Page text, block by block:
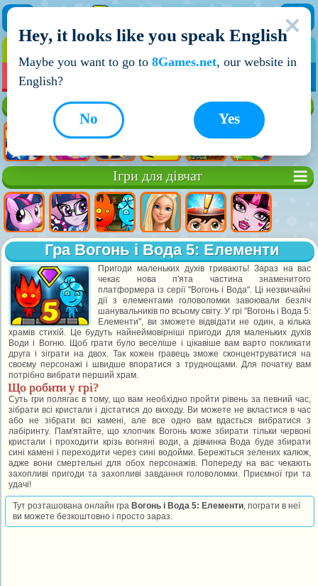
НОВІ ІГРИ
Ігри для дівчат
Гра Вогонь і Вода 5: Елементи
Пригоди маленьких духів тривають! Зараз на вас
чекає нова п'ята частина знаменитого
платформера із серії "Вогонь і Вода". Ці незвичайні
дії з елементами головоломки завоювали безліч
шанувальників по всьому світу. У грі "Вогонь і Вода 5:
Елементи", ви зможете відвідати не один, а кілька
храмів стихій. Це будуть найнеймовірніші пригоди для маленьких духів
Води і Вогню. Щоб грати було веселіше і цікавіше вам варто покликати
друга і зіграти на двох. Так кожен гравець зможе сконцентруватися на
своєму персонажі і швидше впоратися з труднощами. Для початку вам
потрібно вибрати перший храм.
Що робити у грі?
Суть гри полягає в тому, що вам необхідно пройти рівень за певний час,
зібрати всі кристали і дістатися до виходу. Ви можете не вкластися в час
або не зібрати всі камені, але все одно вам вдасться вибратися з
лабіринту. Пам'ятайте, що хлопчик Вогонь може збирати тільки червоні
кристали і проходити крізь вогняні води, а дівчинка Вода буде збирати
сині камені і переходити через сині водойми. Бережіться зелених калюж,
адже вони смертельні для обох персонажів. Попереду на вас чекають
захопливі пригоди та захопливі завдання головоломки. Приємної гри та
удачі!
Тут розташована онлайн гра Вогонь і Вода 5: Елементи, пограти в неї
ви можете безкоштовно і просто зараз.
Hey, it looks like you speak English
Maybe you want to go to 8Games.net, our website in
English?
Yes
No